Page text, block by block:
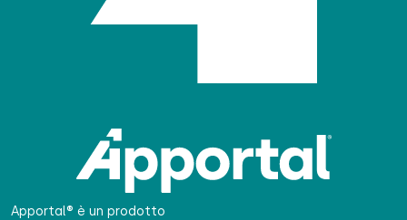
Apportal® è un prodotto